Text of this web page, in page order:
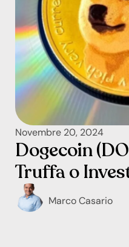
Novembre 20, 2024
Dogecoin
Truffa o
Marco Casario